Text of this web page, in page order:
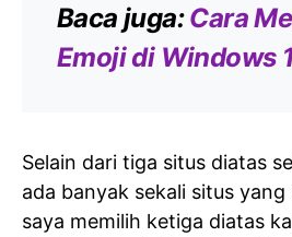
Baca juga:Cara
Emoji di Windows
Selain dari tiga situs diatas
ada banyak sekali situs yang
saya memilih ketiga diatas